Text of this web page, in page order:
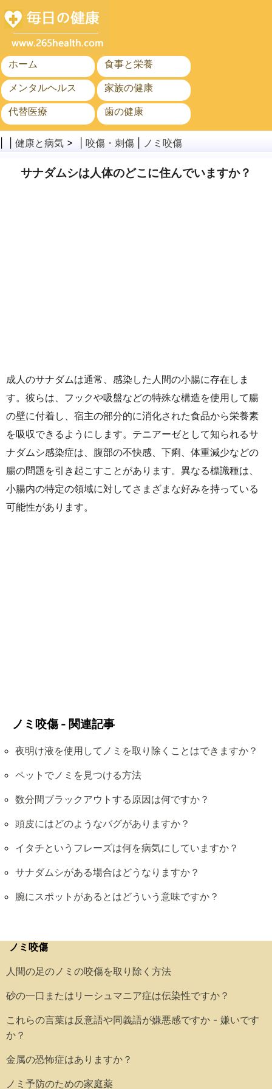
ホーム
食事と栄養
メンタルヘルス
家族の健康
代替医療
歯の健康
がん
公衆衛生と安全
健康と病気 > | 咬傷・刺傷 ノミ咬傷
サナダムシは人体のどこに住んでいますか？
成人のサナダムは通常、感染した人間の小腸に存在しま
す。彼らは、フックや吸盤などの特殊な構造を使用して腸
の壁に付着し、宿主の部分的に消化された食品から栄養素
を吸収できるようにします。テニアーゼとして知られるサ
ナダムシ感染症は、腹部の不快感、下痢、体重減少などの
腸の問題を引き起こすことがあります。異なる標識種は、
小腸内の特定の領域に対してさまざまな好みを持っている
可能性があります。
ノミ咬傷 - 関連記事
夜明け液を使用してノミを取り除くことはできますか？
ペットでノミを見つける方法
数分間ブラックアウトする原因は何ですか？
頭皮にはどのようなバグがありますか？
イタチというフレーズは何を病気にしていますか？
サナダムシがある場合はどうなりますか？
腕にスポットがあるとはどういう意味ですか？
ノミ咬傷
人間の足のノミの咬傷を取り除く方法
砂の一口またはリーシュマニア症は伝染性ですか？
これらの言葉は反意語や同義語が嫌悪感ですか - 嫌いです
か？
金属の恐怖症はありますか？
ノミ予防のための家庭薬